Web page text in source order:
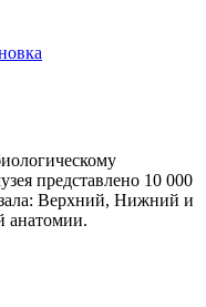
представлено 10 000
Верхний, Нижний и
анатомии.